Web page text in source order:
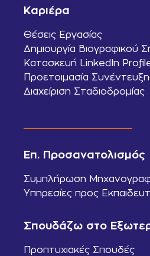
Καριέρα
Θέσεις Εργασίας
Δημιουργία Βιογραφικού
Κατασκευή LinkedIn
Προετοιμασία
Διαχείριση Σταδιοδρομίας
Επ. Προσανατολισμός
Συμπλήρωση
Υπηρεσίες προς
Σπουδάζω στο
Προπτυχιακές Σπουδές